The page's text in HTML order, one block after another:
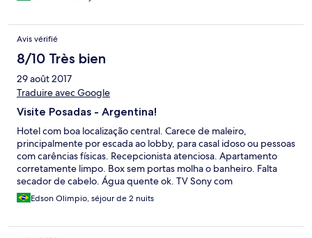
Avis vérifié
8/10 Très bien
29 août 2017
Traduire avec Google
Visite Posadas - Argentina!
Hotel com boa localização central. Carece de maleiro,
principalmente por escada ao lobby, para casal idoso ou pessoas
com carências físicas. Recepcionista atenciosa. Apartamento
corretamente limpo. Box sem portas molha o banheiro. Falta
secador de cabelo. Água quente ok. TV Sony com
espelhamento de imagem é formidável inclusive para vermos as
fotos feitas. Tomadas elétricas acessíveis para brasileiros.
atendimento no bar e café bem tirado. Falta prateleiras junto à
Edson Olimpio, séjour de 2 nuits